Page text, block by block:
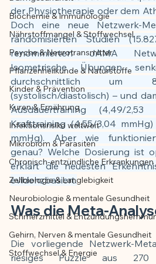
Der Artikel wurde mit
KI erstellt und
angegebenen Autor
Biochemie & Immunologie
Nährstoffmangel & Stoffwechsel
Psyche & Neurotransmitter
Pflanzenheilkunde & Naturstoffe
Kinder & Prävention
Kuren & Ernährung
Infektionsrisiko weltweit
Mikrobiom & Parasiten
Chronisch-entzündliche Erkrankungen
Zellbiologie & Langlebigkeit
Neurobiologie & mentale Gesundheit
Schmerzmittel &
Gehirn, Nerven & mentale Gesundheit
Stoffwechsel & Energie
der Physiotherapie oder dem
Doch eine neue Netzwerk-
randomisierten Studien
renommierten JAMA
Isometrische Übungen
durchschnittlich um
(systolisch/diastolisch) – und
Ausdauertraining (4,49/2,53
Krafttraining (4,55/3,04
mmHg). Aber wie
genau? Welche Dosierung ist
erklärt die neuesten
evidenzbasiert.
Was die Meta-
Die vorliegende Netzwerk-
riesiges Puzzle aus 270